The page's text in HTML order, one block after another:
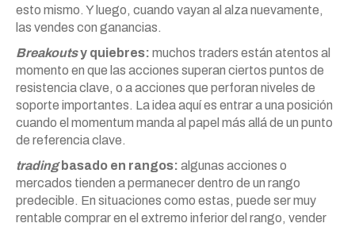
esto mismo. Y luego, cuando vayan al alza nuevamente,
las vendes con ganancias.
Breakoutsy quiebres: muchos traders están atentos al
momento en que las acciones superan ciertos puntos de
resistencia clave, o a acciones que perforan niveles de
soporte importantes. La idea aquí es entrar a una posición
cuando el momentum manda al papel más allá de un punto
de referencia clave.
tradingbasado en rangos: algunas acciones o
mercados tienden a permanecer dentro de un rango
predecible. En situaciones como estas, puede ser muy
rentable comprar en el extremo inferior del rango, vender